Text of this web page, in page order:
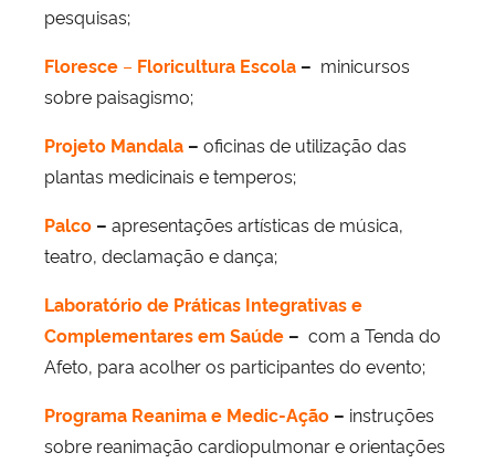
pesquisas;
Floresce – Floricultura Escola – minicursos
sobre paisagismo;
Projeto Mandala – oficinas de utilização das
plantas medicinais e temperos;
Palco – apresentações artísticas de música,
teatro, declamação e dança;
Laboratório de Práticas Integrativas e
Complementares em Saúde – com a Tenda do
Afeto, para acolher os participantes do evento;
Programa Reanima e Medic-Ação – instruções
sobre reanimação cardiopulmonar e orientações